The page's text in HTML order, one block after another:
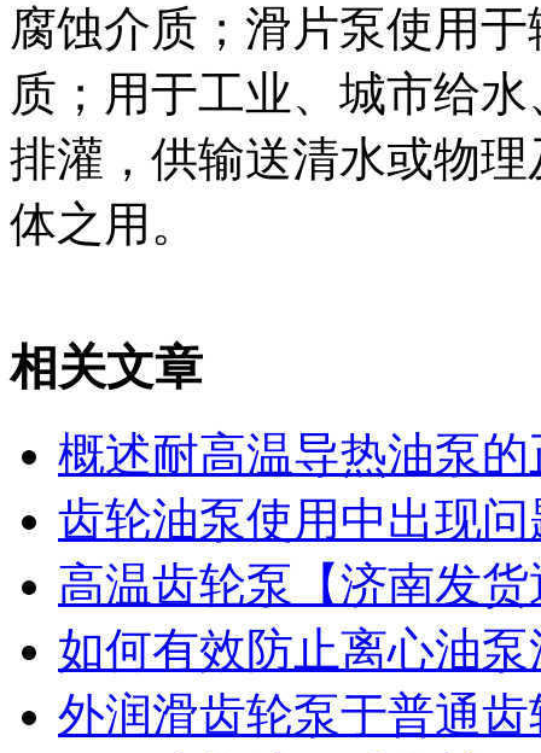
腐蚀介质；滑片泵使用
质；用于工业、城市给
排灌，供输送清水或物
体之用。
相关文章
概述耐高温导热油泵
齿轮油泵使用中出现
高温齿轮泵【济南发
如何有效防止离心油
外润滑齿轮泵于普通